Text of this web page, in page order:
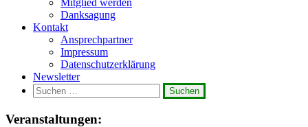
Danksagung
Kontakt
Ansprechpartner
Impressum
Datenschutzerklärung
Newsletter
Suchen
nach:
Veranstaltungen: